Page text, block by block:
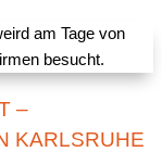
–
KARLSRUHE